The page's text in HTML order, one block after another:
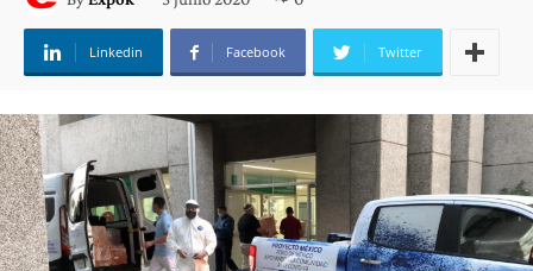
Linkedin Facebook Twitter